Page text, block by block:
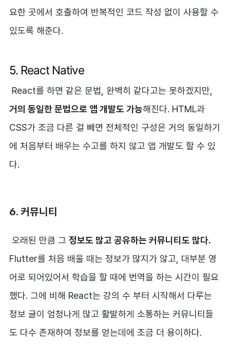
요한 곳에서 호출하여 반복적인 코드 작성 없이 사용할 수
있도록 해준다.
5. React Native
React를 하면 같은 문법, 완벽히 같다고는 못하겠지만,
거의 동일한 문법으로 앱 개발도 가능해진다. HTML과
CSS가 조금 다른 걸 빼면 전체적인 구성은 거의 동일하기
에 처음부터 배우는 수고를 하지 않고 앱 개발도 할 수 있
다.
6. 커뮤니티
오래된 만큼 그 정보도 많고 공유하는 커뮤니티도 많다.
Flutter를 처음 배울 때는 정보가 많지가 않고, 대부분 영
어로 되어있어서 학습을 할 때에 번역을 하는 시간이 필요
했다. 그에 비해 React는 강의 수 부터 시작해서 다루는
정보 글이 엄청나게 많고 활발하게 소통하는 커뮤니티들
도 다수 존재하여 정보를 얻는데에 조금 더 용이하다.